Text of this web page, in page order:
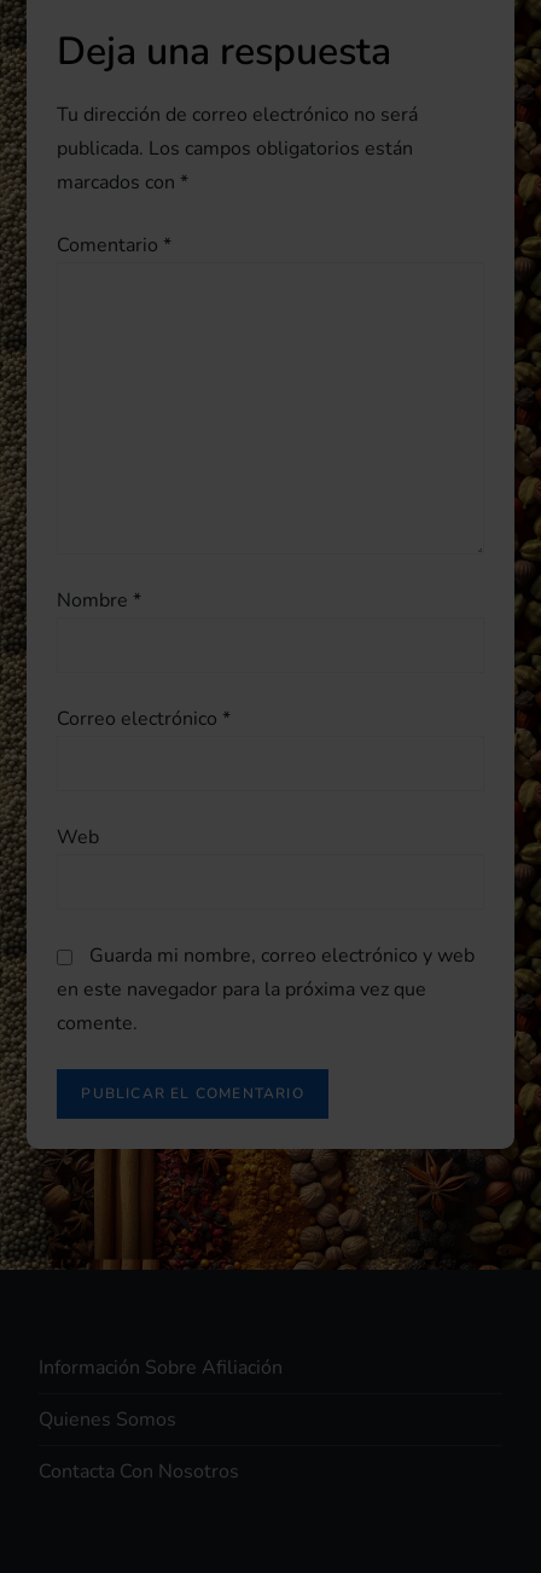
g
a
c
i
ó
t
a
a
Deja una respuesta
Tu dirección de correo electrónico no será
publicada. Los campos obligatorios están
marcados con *
Comentario *
Nombre *
Correo electrónico *
Web
Guarda mi nombre, correo electrónico y web
en este navegador para la próxima vez que
comente.
Información Sobre Afiliación
Quienes Somos
Contacta Con Nosotros